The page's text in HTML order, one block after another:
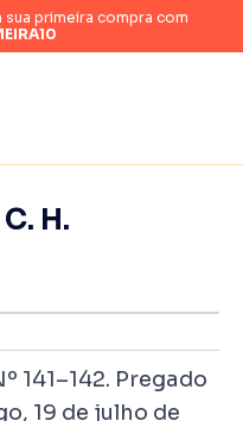
sua primeira compra com
H.
141–142. Pregado
19 de julho de